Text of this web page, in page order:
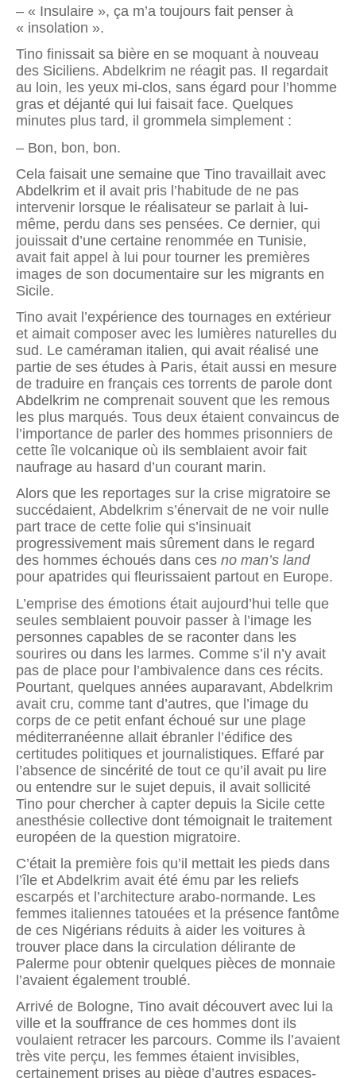
– « Insulaire », ça m’a toujours fait penser à
« insolation ».
Tino finissait sa bière en se moquant à nouveau
des Siciliens. Abdelkrim ne réagit pas. Il regardait
au loin, les yeux mi-clos, sans égard pour l’homme
gras et déjanté qui lui faisait face. Quelques
minutes plus tard, il grommela simplement :
– Bon, bon, bon.
Cela faisait une semaine que Tino travaillait avec
Abdelkrim et il avait pris l’habitude de ne pas
intervenir lorsque le réalisateur se parlait à lui-
même, perdu dans ses pensées. Ce dernier, qui
jouissait d’une certaine renommée en Tunisie,
avait fait appel à lui pour tourner les premières
images de son documentaire sur les migrants en
Sicile.
Tino avait l’expérience des tournages en extérieur
et aimait composer avec les lumières naturelles du
sud. Le caméraman italien, qui avait réalisé une
partie de ses études à Paris, était aussi en mesure
de traduire en français ces torrents de parole dont
Abdelkrim ne comprenait souvent que les remous
les plus marqués. Tous deux étaient convaincus de
l’importance de parler des hommes prisonniers de
cette île volcanique où ils semblaient avoir fait
naufrage au hasard d’un courant marin.
Alors que les reportages sur la crise migratoire se
succédaient, Abdelkrim s’énervait de ne voir nulle
part trace de cette folie qui s’insinuait
progressivement mais sûrement dans le regard
des hommes échoués dans ces no man’s land
pour apatrides qui fleurissaient partout en Europe.
L’emprise des émotions était aujourd’hui telle que
seules semblaient pouvoir passer à l’image les
personnes capables de se raconter dans les
sourires ou dans les larmes. Comme s’il n’y avait
pas de place pour l’ambivalence dans ces récits.
Pourtant, quelques années auparavant, Abdelkrim
avait cru, comme tant d’autres, que l’image du
corps de ce petit enfant échoué sur une plage
méditerranéenne allait ébranler l’édifice des
certitudes politiques et journalistiques. Effaré par
l’absence de sincérité de tout ce qu’il avait pu lire
ou entendre sur le sujet depuis, il avait sollicité
Tino pour chercher à capter depuis la Sicile cette
anesthésie collective dont témoignait le traitement
européen de la question migratoire.
C’était la première fois qu’il mettait les pieds dans
l’île et Abdelkrim avait été ému par les reliefs
escarpés et l’architecture arabo-normande. Les
femmes italiennes tatouées et la présence fantôme
de ces Nigérians réduits à aider les voitures à
trouver place dans la circulation délirante de
Palerme pour obtenir quel­ques pièces de monnaie
l’avaient également troublé.
Arrivé de Bologne, Tino avait découvert avec lui la
ville et la souffrance de ces hommes dont ils
voulaient retracer les parcours. Comme ils l’avaient
très vite perçu, les femmes étaient invisibles,
certainement prises au piège d’autres espaces-